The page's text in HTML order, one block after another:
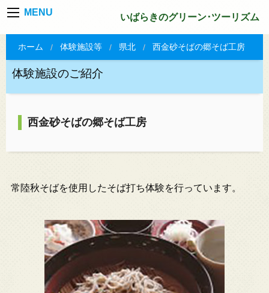
MENU いばらきのグリーン･ツーリズム
ホーム 体験施設等 県北 西金砂そばの郷そば工房
体験施設のご紹介
西金砂そばの郷そば工房
常陸秋そばを使用したそば打ち体験を行っています。